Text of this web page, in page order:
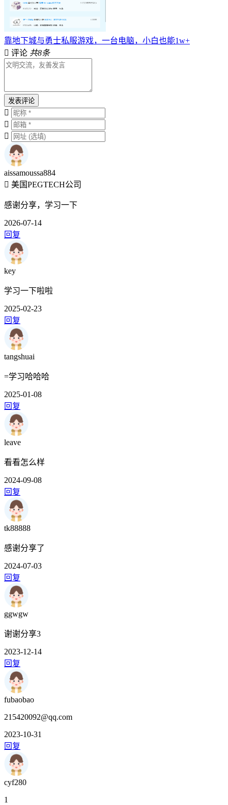
靠地下城与勇士私服游戏，一台电脑，小白也能1w+
评论 共8条
发表评论
aissamoussa884
美国PEGTECH公司
感谢分享，学习一下
2026-07-14
回复
key
学习一下啦啦
2025-02-23
回复
tangshuai
=学习哈哈哈
2025-01-08
回复
leave
看看怎么样
2024-09-08
回复
tk88888
感谢分享了
2024-07-03
回复
ggwgw
谢谢分享3
2023-12-14
回复
fubaobao
215420092@qq.com
2023-10-31
回复
cyf280
1